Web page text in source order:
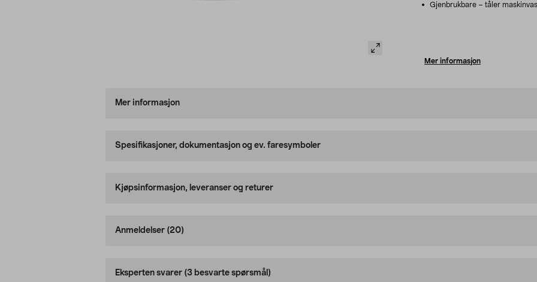
Gjenbrukbare – tåler
Mer informasjon
Mer informasjon
Spesifikasjoner, dokumentasjon og ev. faresymboler
Kjøpsinformasjon, leveranser og returer
Anmeldelser (20)
Eksperten svarer (3 besvarte spørsmål)